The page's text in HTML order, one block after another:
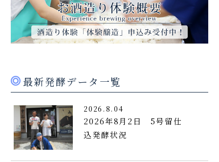
最新発酵データ一覧
2026.8.04
2026年8月2日 5号留仕
込発酵状況